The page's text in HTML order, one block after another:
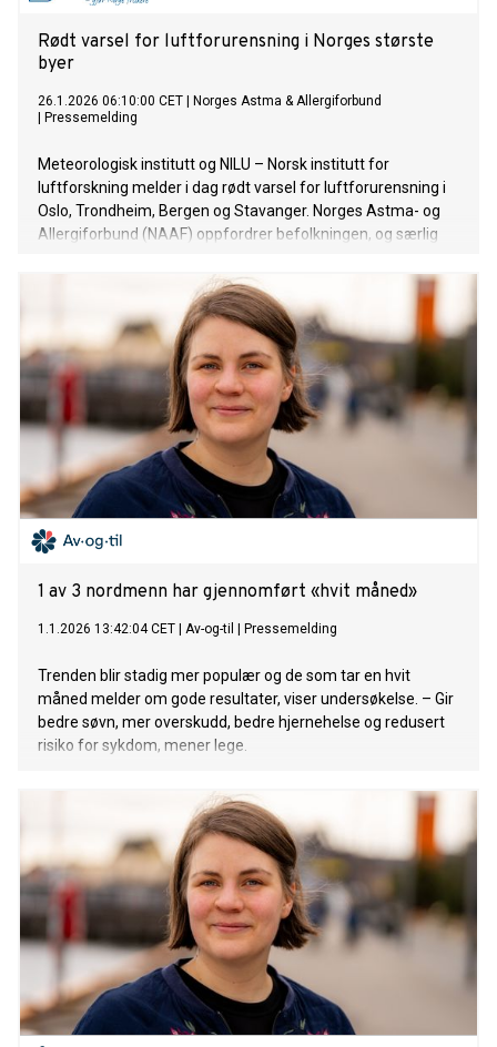
Rødt varsel for luftforurensning i Norges største
byer
26.1.2026 06:10:00 CET
Norges Astma & Allergiforbund
Pressemelding
Meteorologisk institutt og NILU – Norsk institutt for
luftforskning melder i dag rødt varsel for luftforurensning i
Oslo, Trondheim, Bergen og Stavanger. Norges Astma- og
Allergiforbund (NAAF) oppfordrer befolkningen, og særlig
1 av 3 nordmenn har gjennomført «hvit måned»
1.1.2026 13:42:04 CET Av-og-til Pressemelding
Trenden blir stadig mer populær og de som tar en hvit
måned melder om gode resultater, viser undersøkelse. – Gir
bedre søvn, mer overskudd, bedre hjernehelse og redusert
risiko for sykdom, mener lege.